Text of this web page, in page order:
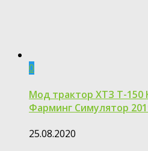
0
Мод трактор ХТЗ Т-150
Фарминг Симулятор
25.08.2020